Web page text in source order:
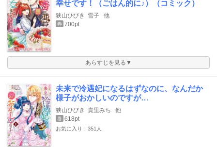
幸せです！（ごはん的に♪）（コミック）
狭山ひびき 雪子 他
巻 700pt
あらすじを見る▼
未来で冷遇妃になるはずなのに、なんだか
様子がおかしいのですが…
狭山ひびき 貴里みち 他
巻 618pt
お気に入り：351人